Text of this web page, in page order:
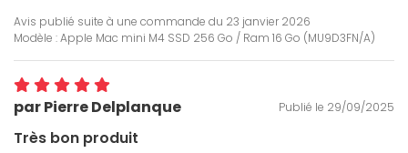
Avis publié suite à une commande du 23 janvier 2026
Modèle : Apple Mac mini M4 SSD 256 Go / Ram 16 Go (MU9D3FN/A)
par Pierre Delplanque Publié le 29/09/2025
Très bon produit